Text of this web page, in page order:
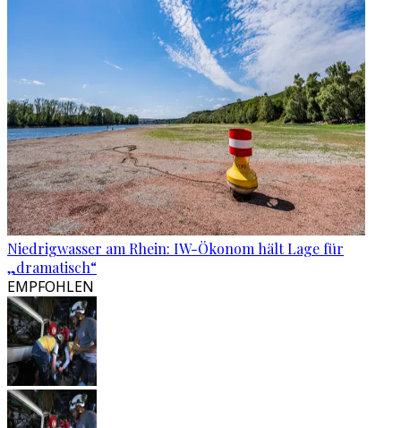
Niedrigwasser am Rhein: IW-Ökonom hält Lage für
„dramatisch“
EMPFOHLEN